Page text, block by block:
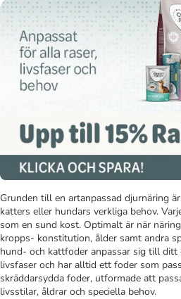
Grunden till en artanpassad djurnäring
katters eller hundars verkliga behov.
som en sund kost. Optimalt är när
kropps- konstitution, ålder samt andra
hund- och kattfoder anpassar sig till ditt
livsfaser och har alltid ett foder som
skräddarsydda foder, utformade att
livsstilar, åldrar och speciella behov.